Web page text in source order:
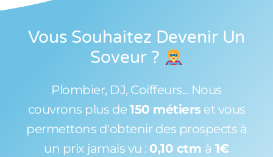
Vous Souhaitez Devenir Un
Soveur ?
Plombier, DJ, Coiffeurs... Nous
couvrons plus de 150 métiers et vous
permettons d'obtenir des prospects à
un prix jamais vu : 0,10 ctm à 1€